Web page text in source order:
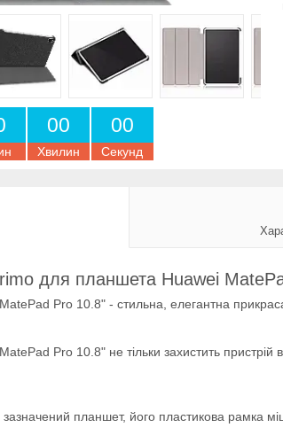
00
Хвилин
00
Секунд
для планшета Huawei
Pro 10.8" - стильна, елегантна
Pro 10.8" не тільки захистить
планшет, його пластикова рамка